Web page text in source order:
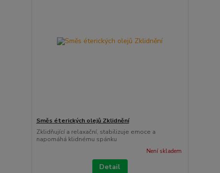
Směs éterických olejů Zklidnění
Zklidňující a relaxační, stabilizuje emoce a
napomáhá klidnému spánku
Není skladem
Detail